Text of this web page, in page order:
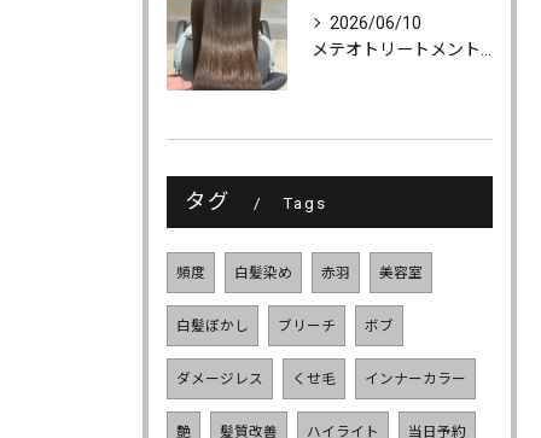
2026/06/10
タグ Tags
頻度 白髪染め 赤羽 美容室
白髪ぼかし ブリーチ ボブ
ダメージレス くせ毛 インナーカラー
艶 髪質改善 ハイライト 当日予約